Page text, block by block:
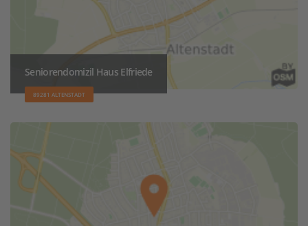
Seniorendomizil Haus Elfriede
89281 ALTENSTADT